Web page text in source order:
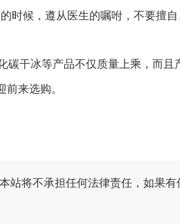
候，遵从医生的嘱咐，不要擅自
碳干冰等产品不仅质量上乘，而且
来选购。
站将不承担任何法律责任，如果有